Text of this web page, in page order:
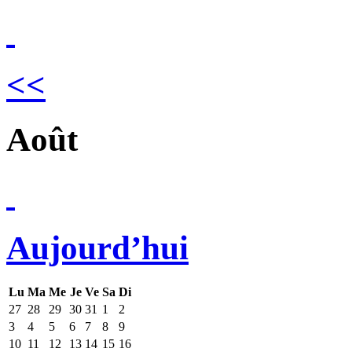
<<
Août
Aujourd’hui
Lu Ma Me Je Ve Sa Di
27 28 29 30 31 1
2
3
4 5 6 7 8
9
10 11 12 13 14 15 16